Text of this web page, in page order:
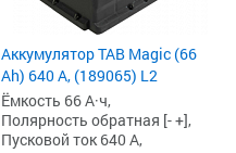
Аккумулятор TAB Magic (66
Ah) 640 А, (189065) L2
Ёмкость 66 А·ч,
Полярность обратная [- +],
Пусковой ток 640 А,